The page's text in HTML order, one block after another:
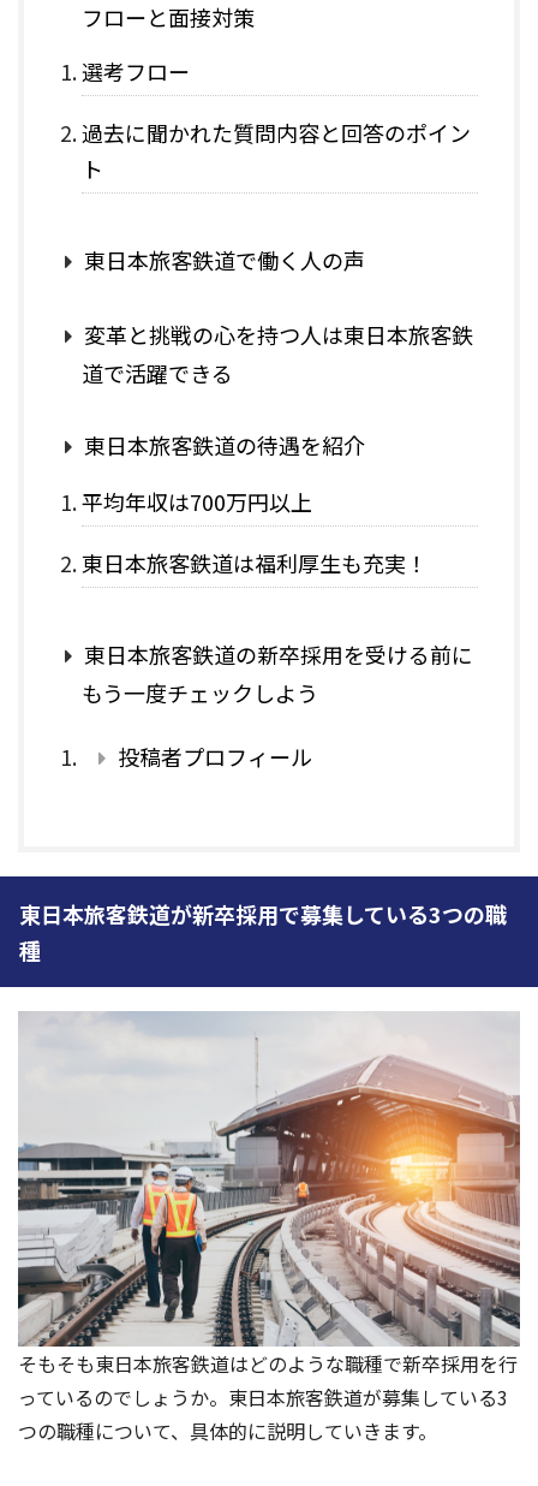
フローと面接対策
選考フロー
過去に聞かれた質問内容と回答のポイン
ト
東日本旅客鉄道で働く人の声
変革と挑戦の心を持つ人は東日本旅客鉄
道で活躍できる
東日本旅客鉄道の待遇を紹介
平均年収は700万円以上
東日本旅客鉄道は福利厚生も充実！
東日本旅客鉄道の新卒採用を受ける前に
もう一度チェックしよう
投稿者プロフィール
東日本旅客鉄道が新卒採用で募集している3つの職
種
そもそも東日本旅客鉄道はどのような職種で新卒採用を行
っているのでしょうか。東日本旅客鉄道が募集している3
つの職種について、具体的に説明していきます。